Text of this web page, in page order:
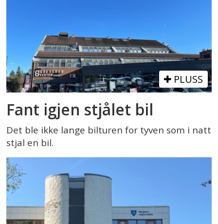
PLUSS
Fant igjen stjålet bil
Det ble ikke lange bilturen for tyven som i natt
stjal en bil.